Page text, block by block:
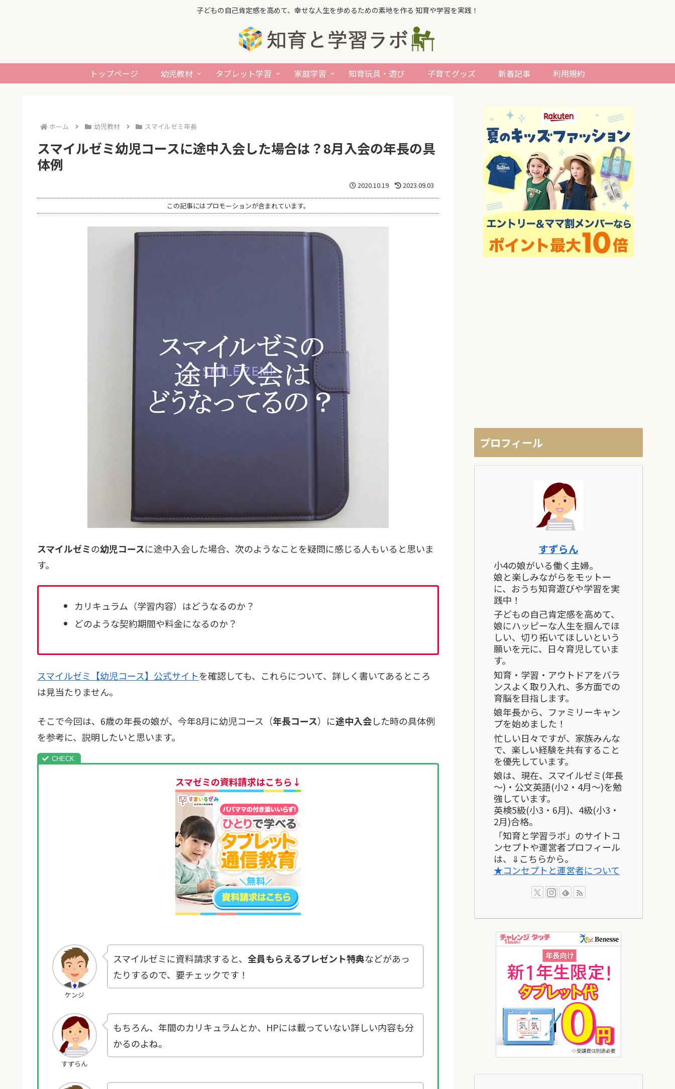
子どもの自己肯定感を高めて、幸せな人生を歩めるための素地を作る 知育や学習を実践！
トップページ 幼児教材 タブレット学習 家庭学習 知育玩具・遊び 子育てグッズ 新着記事 利用規約
ホーム 幼児教材 スマイルゼミ年長
スマイルゼミ幼児コースに途中入会した場合は？8月入会の年長の具
体例
2020.10.19 2023.09.03
この記事にはプロモーションが含まれています。
スマイルゼミの幼児コースに途中入会した場合、次のようなことを疑問に感じる人もいると思いま
す。
カリキュラム（学習内容）はどうなるのか？
どのような契約期間や料金になるのか？
スマイルゼミ【幼児コース】公式サイトを確認しても、これらについて、詳しく書いてあるところ
は見当たりません。
そこで今回は、6歳の年長の娘が、今年8月に幼児コース（年長コース）に途中入会した時の具体例
を参考に、説明したいと思います。
スマゼミの資料請求はこちら↓
ケンジ
スマイルゼミに資料請求すると、 全員もらえるプレゼント特典などがあっ
たりするので、要チェックです！
すずらん
もちろん、年間のカリキュラムとか、HPには載っていない詳しい内容も分
かるのよね。
プロフィール
すずらん
小4の娘がいる働く主婦。
娘と楽しみながらをモットー
に、おうち知育遊びや学習を実
践中！
子どもの自己肯定感を高めて、
娘にハッピーな人生を掴んでほ
しい、切り拓いてほしいという
願いを元に、日々育児していま
す。
知育・学習・アウトドアをバラ
ンスよく取り入れ、多方面での
育脳を目指します。
娘年長から、ファミリーキャン
プを始めました！
忙しい日々ですが、家族みんな
で、楽しい経験を共有すること
を優先しています。
娘は、現在、スマイルゼミ(年長
～)・公文英語(小2・4月～)を勉
強しています。
英検5級(小3・6月)、4級(小3・
2月)合格。
「知育と学習ラボ」のサイトコ
ンセプトや運営者プロフィール
は、⇓こちらから。
★コンセプトと運営者について